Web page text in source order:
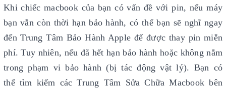
Khi chiếc macbook của bạn có vấn đề với pin, nếu máy
bạn vẫn còn thời hạn bảo hành, có thể bạn sẽ nghĩ ngay
đến Trung Tâm Bảo Hành Apple để được thay pin miễn
phí. Tuy nhiên, nếu đã hết hạn bảo hành hoặc không nằm
trong phạm vi bảo hành (bị tác động vật lý). Bạn có
thể tìm kiếm các Trung Tâm Sửa Chữa Macbook bên